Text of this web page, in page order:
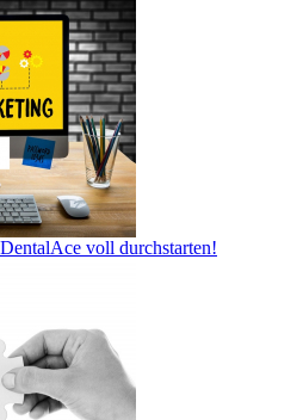
voll durchstarten!